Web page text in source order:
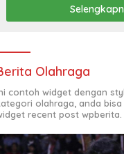
Olahraga
contoh widget dengan
olahraga, anda
recent post wpberita.